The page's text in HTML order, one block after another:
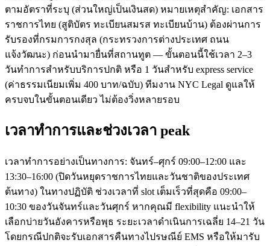
ตามอัตราที่ระบุ (ส่วนใหญ่เป็นเงินสด) หมายเหตุสำคัญ: เอกสาร
ราชการไทย (สูติบัตร ทะเบียนสมรส ทะเบียนบ้าน) ต้องผ่านการ
รับรองที่กรมการกงสุล (กระทรวงการต่างประเทศ ถนน
แจ้งวัฒนะ) ก่อนนำมายื่นที่สถานทูต — ขั้นตอนนี้ใช้เวลา 2–3
วันทำการสำหรับบริการปกติ หรือ 1 วันสำหรับ express service
(ค่าธรรมเนียมเพิ่ม 400 บาท/ฉบับ) ทีมงาน NYC Legal ดูแลให้
ครบจบในขั้นตอนเดียว ไม่ต้องวิ่งหลายรอบ
เวลาทำการและช่วงเวลา peak
เวลาทำการอย่างเป็นทางการ: จันทร์–ศุกร์ 09:00–12:00 และ
13:30–16:00 (ปิดวันหยุดราชการไทยและวันชาติของประเทศ
ต้นทาง) ในทางปฏิบัติ ช่วงเวลาที่ slot เต็มเร็วที่สุดคือ 09:00–
10:30 ของวันจันทร์และวันศุกร์ หากคุณมี flexibility แนะนำให้
เลือกบ่ายวันอังคารหรือพุธ ระยะเวลาดำเนินการเฉลี่ย 14–21 วัน
โดยกรณีปกติจะรับเอกสารคืนทางไปรษณีย์ EMS หรือให้มารับ